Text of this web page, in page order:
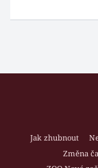
Jak zhubnout
Změna